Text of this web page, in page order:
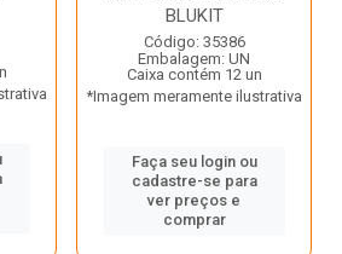
BLUKIT
Código: 35386
Embalagem: UN
Caixa contém 12 un
*Imagem meramente ilustrativa
Faça seu login ou
cadastre-se para
ver preços e
comprar